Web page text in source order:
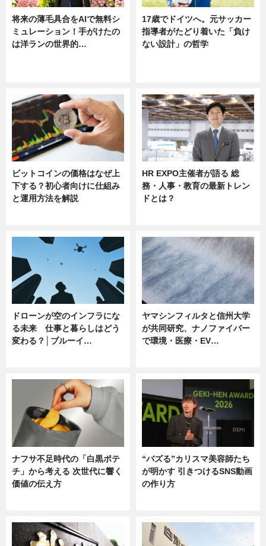
将来の薄毛具合をAIで無料シ
ミュレーション！手がけたの
は洋ランの世界的…
17歳でドイツへ。元サッカー
指導者がたどり着いた「負け
ない設計」の哲学
ビットコインの価格はなぜ上
下する？初心者向けに仕組み
と運用方法を解説
HR EXPO主催者が語る 総
務・人事・教育の最新トレン
ドとは？
ドローンが空のインフラにな
る未来 仕事と暮らしはどう
変わる？│ブルーイ…
ヤマシンフィルタと信州大学
が共同研究、ナノファイバー
で環境・医療・EV…
ナフサ不足時代の「白黒ポテ
チ」から考える 次世代に響く
価値の伝え方
“バズる”カリスマ美容師たち
が明かす 引きつけるSNS動画
の作り方